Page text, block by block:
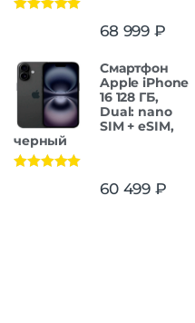
68 999 ₽
Смартфон
Apple iPhone
16 128 ГБ,
Dual: nano
SIM + eSIM,
черный
60 499 ₽